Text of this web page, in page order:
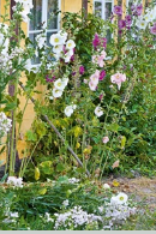
skal
tegn for at
kan du søge i